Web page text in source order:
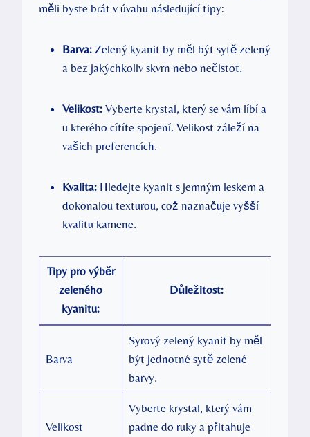
měli byste brát v úvahu následující tipy:
Barva: Zelený kyanit by měl být sytě zelený
a bez jakýchkoliv skvrn nebo nečistot.
Velikost: Vyberte krystal, který se vám líbí a
u kterého cítíte spojení. Velikost záleží na
vašich preferencích.
Kvalita: Hledejte kyanit s jemným leskem a
dokonalou texturou, což naznačuje vyšší
kvalitu kamene.
Tipy pro výběr
zeleného
kyanitu:
Důležitost:
Barva
Syrový zelený kyanit by měl
být jednotné sytě zelené
barvy.
Velikost
Vyberte krystal, který vám
padne do ruky a přitahuje